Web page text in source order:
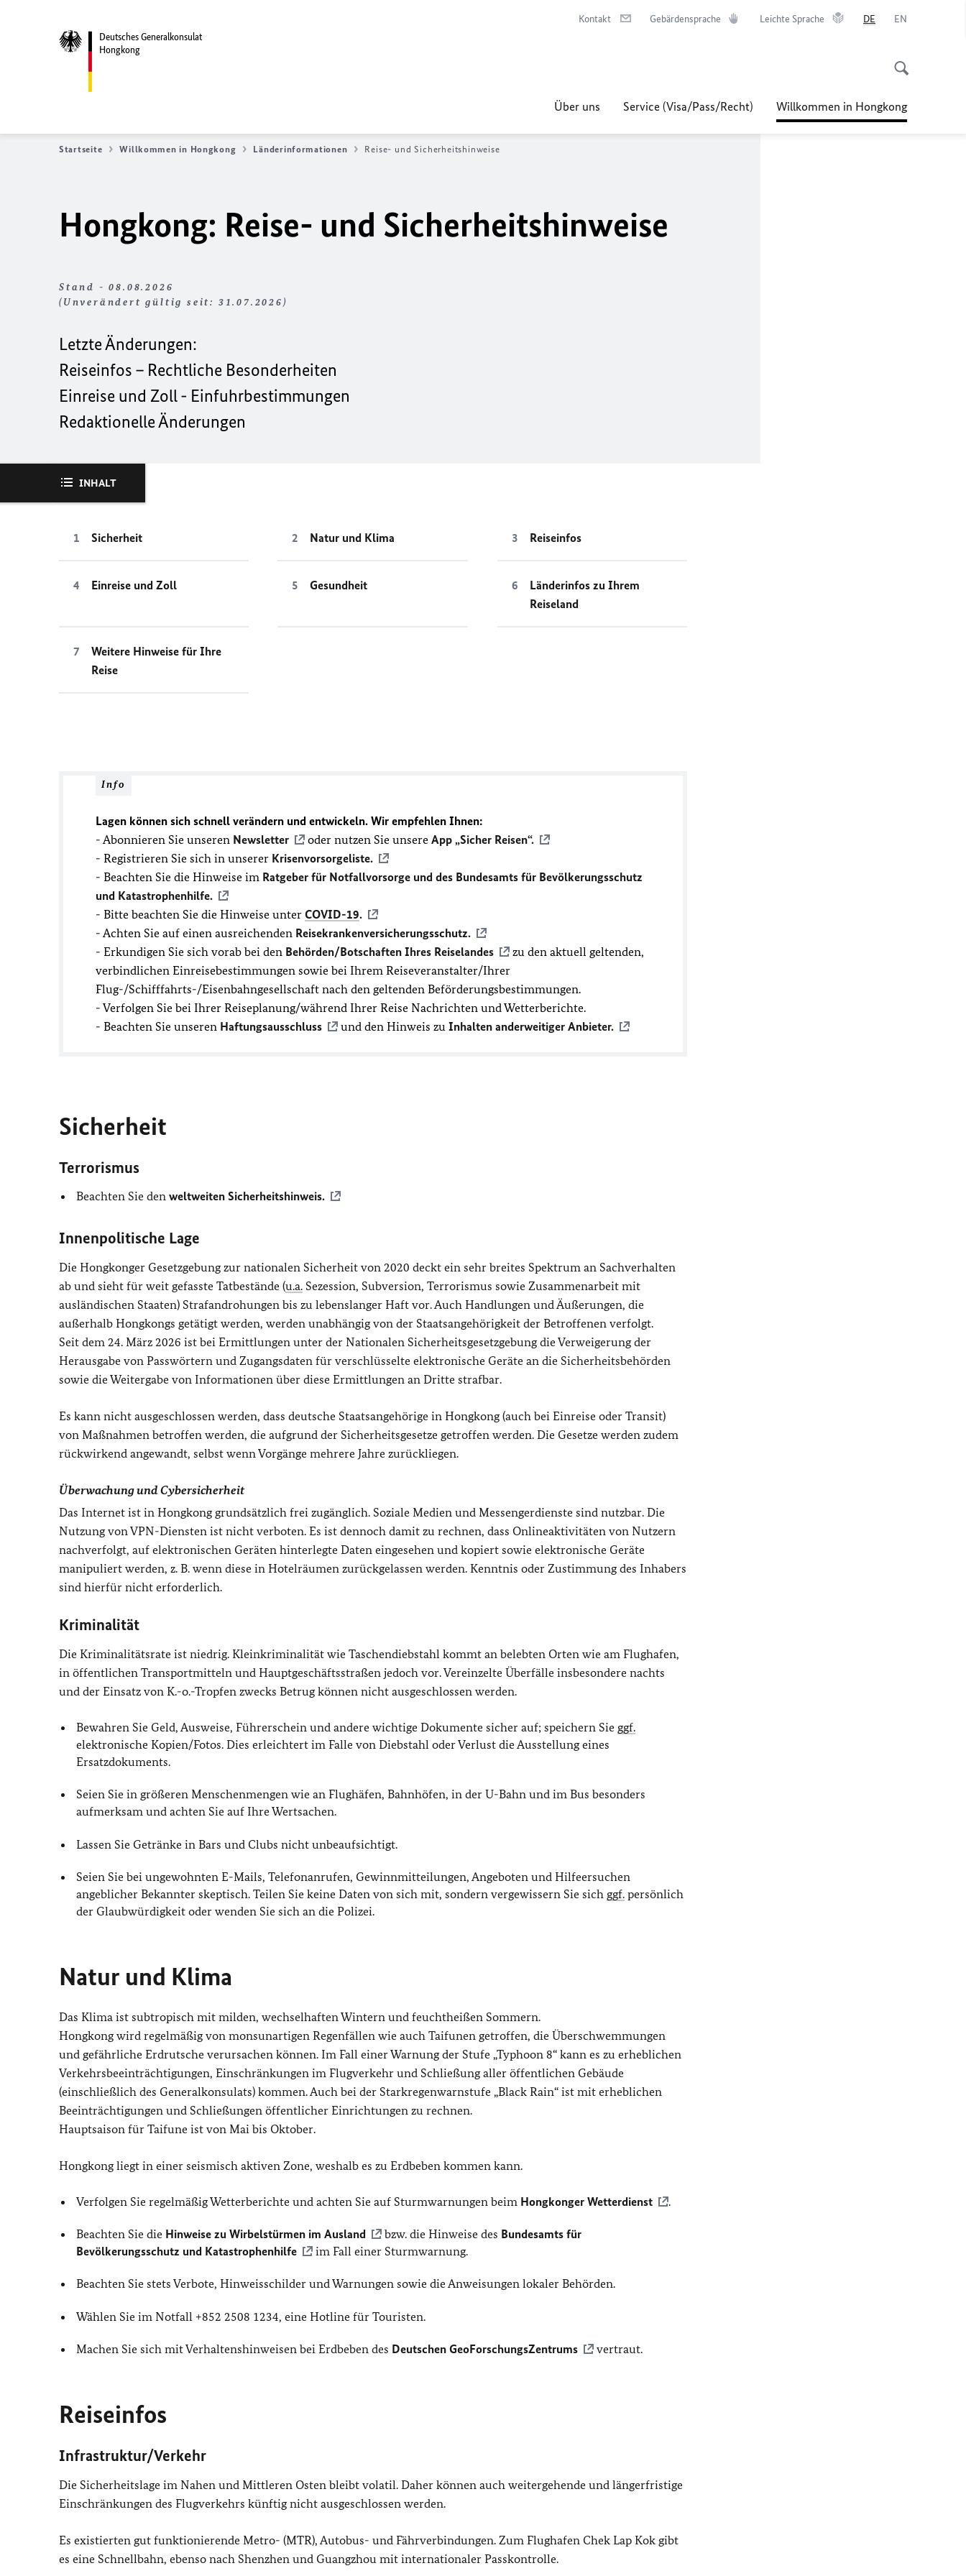
Deutsches Generalkonsulat
Hongkong
Kontakt Gebärdensprache Leichte Sprache DE EN
Über uns Service (Visa/Pass/Recht) Willkommen in Hongkong
Startseite Willkommen in Hongkong Länderinformationen Reise- und Sicherheitshinweise
Hongkong: Reise- und Sicherheitshinweise
Stand - 08.08.2026
(Unverändert gültig seit: 31.07.2026)
Letzte Änderungen:
Reiseinfos – Rechtliche Besonderheiten
Einreise und Zoll - Einfuhrbestimmungen
Redaktionelle Änderungen
INHALT
Sicherheit Natur und Klima Reiseinfos
Einreise und Zoll Gesundheit
Länderinfos zu Ihrem
Reiseland
Weitere Hinweise für Ihre
Reise
Info
Lagen können sich schnell verändern und entwickeln. Wir empfehlen Ihnen:
- Abonnieren Sie unseren Newsletter oder nutzen Sie unsere App „Sicher Reisen“.
- Registrieren Sie sich in unserer Krisenvorsorgeliste.
- Beachten Sie die Hinweise im Ratgeber für Notfallvorsorge und des Bundesamts für Bevölkerungsschutz
und Katastrophenhilfe.
- Bitte beachten Sie die Hinweise unter COVID-19.
- Achten Sie auf einen ausreichenden Reisekrankenversicherungsschutz.
- Erkundigen Sie sich vorab bei den Behörden/Botschaften Ihres Reiselandes
zu den aktuell geltenden,
verbindlichen Einreisebestimmungen sowie bei Ihrem Reiseveranstalter/Ihrer
Flug-/Schifffahrts-/Eisenbahngesellschaft nach den geltenden Beförderungsbestimmungen.
- Verfolgen Sie bei Ihrer Reiseplanung/während Ihrer Reise Nachrichten und Wetterberichte.
- Beachten Sie unseren Haftungsausschluss und den Hinweis zu Inhalten anderweitiger Anbieter.
Sicherheit
Terrorismus
Beachten Sie denweltweiten Sicherheitshinweis.
Innenpolitische Lage
Die Hongkonger Gesetzgebung zur nationalen Sicherheit von 2020 deckt ein sehr breites Spektrum an Sachverhalten
ab und sieht für weit gefasste Tatbestände (u.a. Sezession, Subversion, Terrorismus sowie Zusammenarbeit mit
ausländischen Staaten) Strafandrohungen bis zu lebenslanger Haft vor. Auch Handlungen und Äußerungen, die
außerhalb Hongkongs getätigt werden, werden unabhängig von der Staatsangehörigkeit der Betroffenen verfolgt.
Seit dem 24. März 2026 ist bei Ermittlungen unter der Nationalen Sicherheitsgesetzgebung die Verweigerung der
Herausgabe von Passwörtern und Zugangsdaten für verschlüsselte elektronische Geräte an die Sicherheitsbehörden
sowie die Weitergabe von Informationen über diese Ermittlungen an Dritte strafbar.
Es kann nicht ausgeschlossen werden, dass deutsche Staatsangehörige in Hongkong (auch bei Einreise oder Transit)
von Maßnahmen betroffen werden, die aufgrund der Sicherheitsgesetze getroffen werden. Die Gesetze werden zudem
rückwirkend angewandt, selbst wenn Vorgänge mehrere Jahre zurückliegen.
Überwachung und Cybersicherheit
Das Internet ist in Hongkong grundsätzlich frei zugänglich. Soziale Medien und Messengerdienste sind nutzbar. Die
Nutzung von VPN-Diensten ist nicht verboten. Es ist dennoch damit zu rechnen, dass Onlineaktivitäten von Nutzern
nachverfolgt, auf elektronischen Geräten hinterlegte Daten eingesehen und kopiert sowie elektronische Geräte
manipuliert werden, z. B. wenn diese in Hotelräumen zurückgelassen werden. Kenntnis oder Zustimmung des Inhabers
sind hierfür nicht erforderlich.
Kriminalität
Die Kriminalitätsrate ist niedrig. Kleinkriminalität wie Taschendiebstahl kommt an belebten Orten wie am Flughafen,
in öffentlichen Transportmitteln und Hauptgeschäftsstraßen jedoch vor. Vereinzelte Überfälle insbesondere nachts
und der Einsatz von K.-o.-Tropfen zwecks Betrug können nicht ausgeschlossen werden.
Bewahren Sie Geld, Ausweise, Führerschein und andere wichtige Dokumente sicher auf; speichern Sie ggf.
elektronische Kopien/Fotos. Dies erleichtert im Falle von Diebstahl oder Verlust die Ausstellung eines
Ersatzdokuments.
Seien Sie in größeren Menschenmengen wie an Flughäfen, Bahnhöfen, in der U-Bahn und im Bus besonders
aufmerksam und achten Sie auf Ihre Wertsachen.
Lassen Sie Getränke in Bars und Clubs nicht unbeaufsichtigt.
Seien Sie bei ungewohnten E-Mails, Telefonanrufen, Gewinnmitteilungen, Angeboten und Hilfeersuchen
angeblicher Bekannter skeptisch. Teilen Sie keine Daten von sich mit, sondern vergewissern Sie sich ggf. persönlich
der Glaubwürdigkeit oder wenden Sie sich an die Polizei.
Natur und Klima
Das Klima ist subtropisch mit milden, wechselhaften Wintern und feuchtheißen Sommern.
Hongkong wird regelmäßig von monsunartigen Regenfällen wie auch Taifunen getroffen, die Überschwemmungen
und gefährliche Erdrutsche verursachen können. Im Fall einer Warnung der Stufe „Typhoon 8“ kann es zu erheblichen
Verkehrsbeeinträchtigungen, Einschränkungen im Flugverkehr und Schließung aller öffentlichen Gebäude
(einschließlich des Generalkonsulats) kommen. Auch bei der Starkregenwarnstufe „Black Rain“ ist mit erheblichen
Beeinträchtigungen und Schließungen öffentlicher Einrichtungen zu rechnen.
Hauptsaison für Taifune ist von Mai bis Oktober.
Hongkong liegt in einer seismisch aktiven Zone, weshalb es zu Erdbeben kommen kann.
Verfolgen Sie regelmäßig Wetterberichte und achten Sie auf Sturmwarnungen beim Hongkonger Wetterdienst .
Beachten Sie die Hinweise zu Wirbelstürmen im Ausland bzw. die Hinweise des Bundesamts für
Bevölkerungsschutz und Katastrophenhilfe
im Fall einer Sturmwarnung.
Beachten Sie stets Verbote, Hinweisschilder und Warnungen sowie die Anweisungen lokaler Behörden.
Wählen Sie im Notfall +852 2508 1234, eine Hotline für Touristen.
Machen Sie sich mit Verhaltenshinweisen bei Erdbeben des Deutschen GeoForschungsZentrums vertraut.
Reiseinfos
Infrastruktur/Verkehr
Die Sicherheitslage im Nahen und Mittleren Osten bleibt volatil. Daher können auch weitergehende und längerfristige
Einschränkungen des Flugverkehrs künftig nicht ausgeschlossen werden.
Es existierten gut funktionierende Metro- (MTR), Autobus- und Fährverbindungen. Zum Flughafen Chek Lap Kok gibt
es eine Schnellbahn, ebenso nach Shenzhen und Guangzhou mit internationaler Passkontrolle.